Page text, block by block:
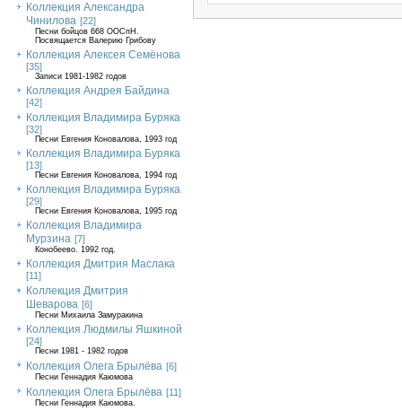
Коллекция Александра
Чинилова [22]
Песни бойцов 668 ООСпН.
Посвящается Валерию Грибову
Коллекция Алексея Семёнова
[35]
Записи 1981-1982 годов
Коллекция Андрея Байдина
[42]
Коллекция Владимира Буряка
[32]
Песни Евгения Коновалова, 1993 год
Коллекция Владимира Буряка
[13]
Песни Евгения Коновалова, 1994 год
Коллекция Владимира Буряка
[29]
Песни Евгения Коновалова, 1995 год
Коллекция Владимира
Мурзина [7]
Конобеево. 1992 год.
Коллекция Дмитрия Маслака
[11]
Коллекция Дмитрия
Шеварова [6]
Песни Михаила Замуракина
Коллекция Людмилы Яшкиной
[24]
Песни 1981 - 1982 годов
Коллекция Олега Брылёва [6]
Песни Геннадия Каюмова
Коллекция Олега Брылёва [11]
Песни Геннадия Каюмова.